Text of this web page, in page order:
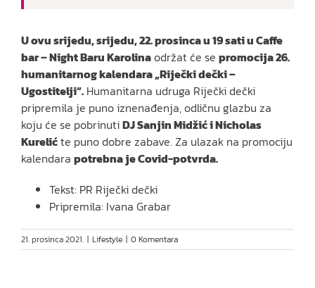
U ovu srijedu, srijedu, 22. prosinca u 19 sati u Caffe
bar – Night Baru Karolinaodržat će se promocija 26.
humanitarnog kalendara „Riječki dečki –
Ugostitelji“. Humanitarna udruga Riječki dečki
pripremila je puno iznenađenja, odličnu glazbu za
koju će se pobrinutiDJ Sanjin Midžić i Nicholas
Kurelićte puno dobre zabave. Za ulazak na promociju
kalendara potrebna je Covid-potvrda.
Tekst: PR Riječki dečki
Pripremila: Ivana Grabar
21. prosinca 2021. | Lifestyle | 0 Komentara